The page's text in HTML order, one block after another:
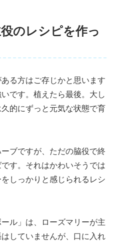
のレシピを作っ
る方はご存じかと思います
です。植えたら最後。大し
的にずっと元気な状態で育
ブですが、ただの脇役で終
す。それはかわいそうでは
しっかりと感じられるレシ
ル」は、ローズマリーが主
していませんが、口に入れ